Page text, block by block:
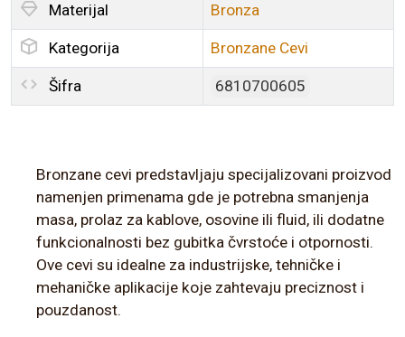
Materijal Bronza
Kategorija Bronzane Cevi
Šifra 6810700605
Bronzane cevi predstavljaju specijalizovani proizvod
namenjen primenama gde je potrebna smanjenja
masa, prolaz za kablove, osovine ili fluid, ili dodatne
funkcionalnosti bez gubitka čvrstoće i otpornosti.
Ove cevi su idealne za industrijske, tehničke i
mehaničke aplikacije koje zahtevaju preciznost i
pouzdanost.